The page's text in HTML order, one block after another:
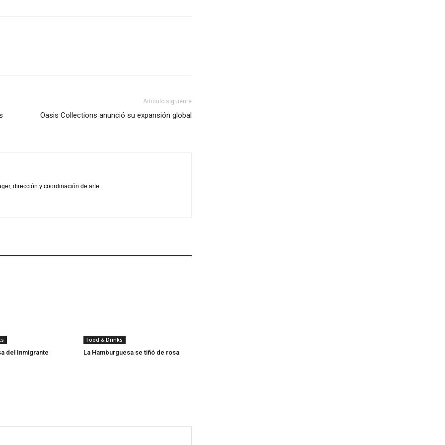
Artículo siguiente
Oasis Collections anunció su expansión global
dirección y coordinación de arte.
del Inmigrante
Food & Drinks
La Hamburguesa se tiñó de rosa